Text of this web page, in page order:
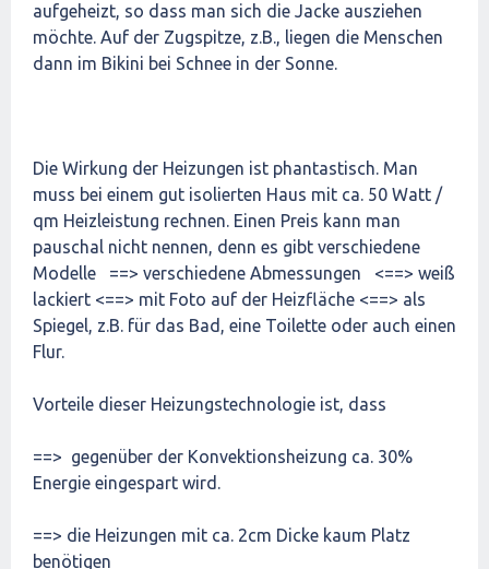
aufgeheizt, so dass man sich die Jacke ausziehen
möchte. Auf der Zugspitze, z.B., liegen die Menschen
dann im Bikini bei Schnee in der Sonne.
Die Wirkung der Heizungen ist phantastisch. Man
muss bei einem gut isolierten Haus mit ca. 50 Watt /
qm Heizleistung rechnen. Einen Preis kann man
pauschal nicht nennen, denn es gibt verschiedene
Modelle ==> verschiedene Abmessungen <==> weiß
lackiert <==> mit Foto auf der Heizfläche <==> als
Spiegel, z.B. für das Bad, eine Toilette oder auch einen
Flur.
Vorteile dieser Heizungstechnologie ist, dass
==> gegenüber der Konvektionsheizung ca. 30%
Energie eingespart wird.
==> die Heizungen mit ca. 2cm Dicke kaum Platz
benötigen